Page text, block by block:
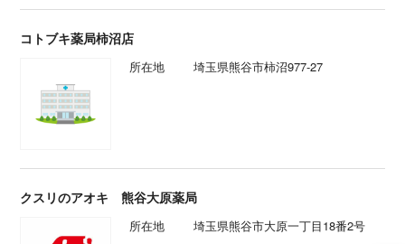
コトブキ薬局柿沼店
所在地 埼玉県熊谷市柿沼977-27
クスリのアオキ 熊谷大原薬局
所在地 埼玉県熊谷市大原一丁目18番2号